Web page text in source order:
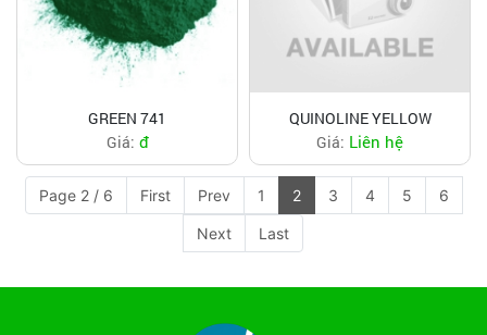
GREEN 741
Giá: đ
QUINOLINE YELLOW
Giá: Liên hệ
Page 2 / 6 First Prev 1 2 3 4 5 6
Next Last